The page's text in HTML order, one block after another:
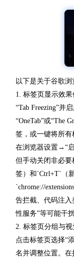
以下是关于谷歌
1. 标签页显示效
“Tab Freezing”并
“OneTab”或“The
签，或一键将所有
在浏览器设置→“
但手动关闭非必
签）和`Ctrl+T`（
`chrome://
告拦截、代码注入
性服务”等可能干
2. 标签页分组与视
点击标签页选择“
名并调整位置。